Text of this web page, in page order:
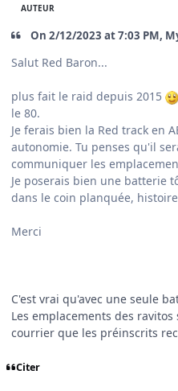
AUTEUR
On 2/12/2023 at 7:03 PM,
Salut Red Baron...
plus fait le raid depuis 2015
le 80.
Je ferais bien la Red track en
autonomie. Tu penses qu'il
communiquer les
Je poserais bien une batterie
dans le coin planquée,
Merci
C'est vrai qu'avec une seule
Les emplacements des
courrier que les préinscrits
Citer